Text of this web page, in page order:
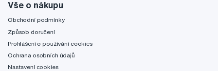
Vše o nákupu
Obchodní podmínky
Způsob doručení
Prohlášení o používání cookies
Ochrana osobních údajů
Nastavení cookies